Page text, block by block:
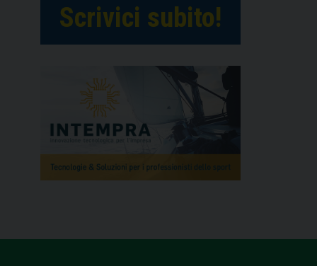
Scrivici subito!